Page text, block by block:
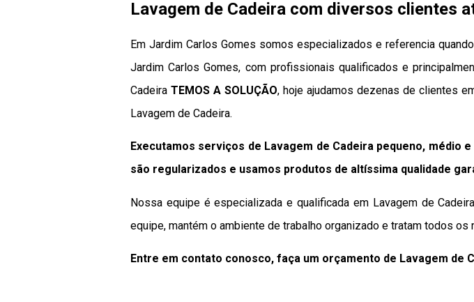
Lavagem de Cadeira com diversos clientes
Em Jardim Carlos Gomes somos especializados e referencia
Jardim Carlos Gomes, com profissionais qualificados e
CadeiraTEMOS A SOLUÇÃO, hoje ajudamos dezenas de clientes
Lavagem de Cadeira.
Executamos serviços de Lavagem de Cadeira pequeno,
são regularizados e usamos produtos de altíssima qualidade
Nossa equipe é especializada e qualificada em Lavagem de
equipe, mantém o ambiente de trabalho organizado e tratam todos
Entre em contato conosco, faça um orçamento de Lavagem de